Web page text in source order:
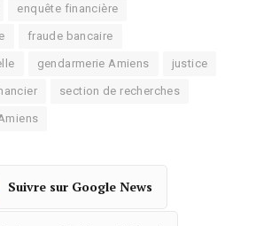
enquête financière
fraude bancaire
gendarmerie Amiens justice
section de recherches
Suivre sur Google News